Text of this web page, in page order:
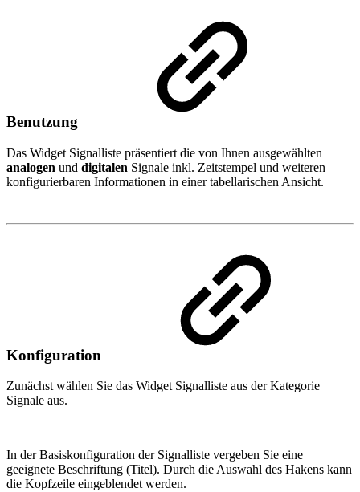
Benutzung
Das Widget Signalliste präsentiert die von Ihnen ausgewählten
analogen und digitalen Signale inkl. Zeitstempel und weiteren
konfigurierbaren Informationen in einer tabellarischen Ansicht.
Konfiguration
Zunächst wählen Sie das Widget Signalliste aus der Kategorie
Signale aus.
In der Basiskonfiguration der Signalliste vergeben Sie eine
geeignete Beschriftung (Titel). Durch die Auswahl des Hakens kann
die Kopfzeile eingeblendet werden.